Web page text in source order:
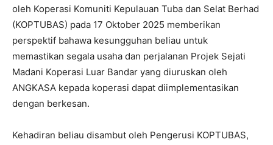
oleh Koperasi Komuniti Kepulauan Tuba dan Selat Berhad
(KOPTUBAS) pada 17 Oktober 2025 memberikan
perspektif bahawa kesungguhan beliau untuk
memastikan segala usaha dan perjalanan Projek Sejati
Madani Koperasi Luar Bandar yang diuruskan oleh
ANGKASA kepada koperasi dapat diimplementasikan
dengan berkesan.
Kehadiran beliau disambut oleh Pengerusi KOPTUBAS,